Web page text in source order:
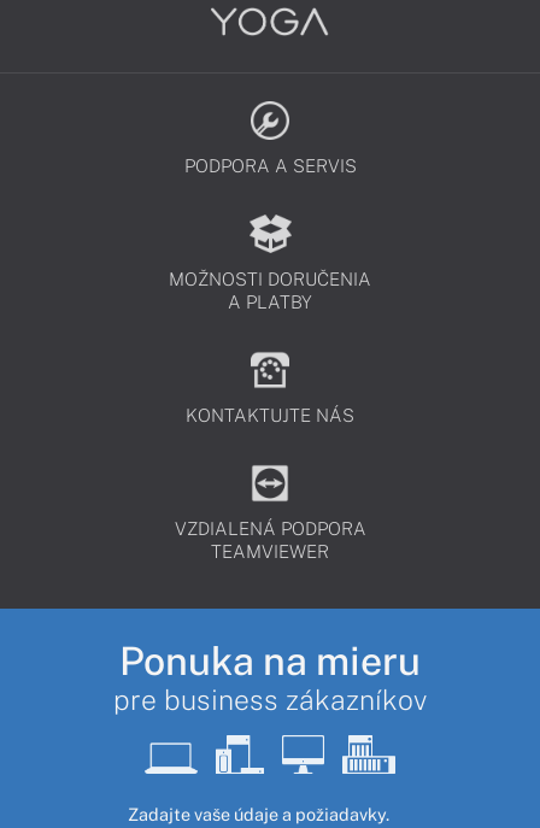
PODPORA A SERVIS
MOŽNOSTI DORUČENIA
A PLATBY
KONTAKTUJTE NÁS
VZDIALENÁ PODPORA
TEAMVIEWER
Ponuka na mieru
pre business zákazníkov
Zadajte vaše údaje a požiadavky.